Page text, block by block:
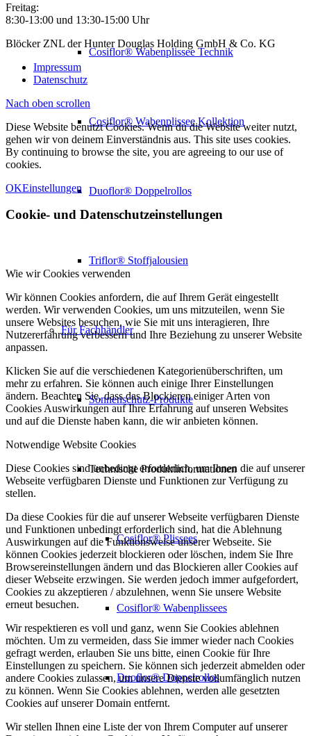
Cosiflor® Wabenplissee Technik
Cosiflor® Wabenplissee Kollektion
Duoflor® Doppelrollos
Triflor® Stoffjalousien
Für Fachhändler
Sonnenschutz-Produkte
Technische Produktinformationen
Cosiflor® Plissees
Cosiflor® Wabenplissees
Duoflor® Doppelrollos
Freitag:
8:30-13:00 und 13:30-15:00 Uhr
Blöcker ZNL der Hunter Douglas Holding GmbH & Co. KG
Impressum
Datenschutz
Nach oben scrollen
Diese Website benutzt Cookies. Wenn du die Website weiter nutzt,
gehen wir von deinem Einverständnis aus. This site uses cookies.
By continuing to browse the site, you are agreeing to our use of
cookies.
OKEinstellungen
Cookie- und Datenschutzeinstellungen
Wie wir Cookies verwenden
Wir können Cookies anfordern, die auf Ihrem Gerät eingestellt
werden. Wir verwenden Cookies, um uns mitzuteilen, wenn Sie
unsere Websites besuchen, wie Sie mit uns interagieren, Ihre
Nutzererfahrung verbessern und Ihre Beziehung zu unserer Website
anpassen.
Klicken Sie auf die verschiedenen Kategorienüberschriften, um
mehr zu erfahren. Sie können auch einige Ihrer Einstellungen
ändern. Beachten Sie, dass das Blockieren einiger Arten von
Cookies Auswirkungen auf Ihre Erfahrung auf unseren Websites
und auf die Dienste haben kann, die wir anbieten können.
Notwendige Website Cookies
Diese Cookies sind unbedingt erforderlich, um Ihnen die auf unserer
Webseite verfügbaren Dienste und Funktionen zur Verfügung zu
stellen.
Da diese Cookies für die auf unserer Webseite verfügbaren Dienste
und Funktionen unbedingt erforderlich sind, hat die Ablehnung
Auswirkungen auf die Funktionsweise unserer Webseite. Sie
können Cookies jederzeit blockieren oder löschen, indem Sie Ihre
Browsereinstellungen ändern und das Blockieren aller Cookies auf
dieser Webseite erzwingen. Sie werden jedoch immer aufgefordert,
Cookies zu akzeptieren / abzulehnen, wenn Sie unsere Website
erneut besuchen.
Wir respektieren es voll und ganz, wenn Sie Cookies ablehnen
möchten. Um zu vermeiden, dass Sie immer wieder nach Cookies
gefragt werden, erlauben Sie uns bitte, einen Cookie für Ihre
Einstellungen zu speichern. Sie können sich jederzeit abmelden oder
andere Cookies zulassen, um unsere Dienste vollumfänglich nutzen
zu können. Wenn Sie Cookies ablehnen, werden alle gesetzten
Cookies auf unserer Domain entfernt.
Wir stellen Ihnen eine Liste der von Ihrem Computer auf unserer